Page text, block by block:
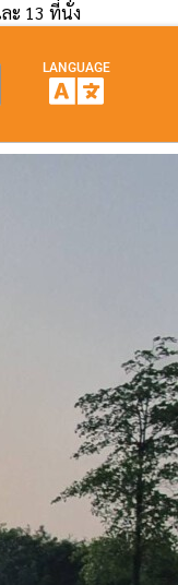
ะ 13 ที่นั่ง
LANGUAGE